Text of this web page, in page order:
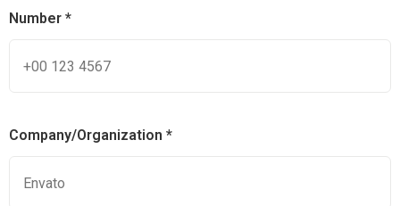
Number *
Company/Organization *